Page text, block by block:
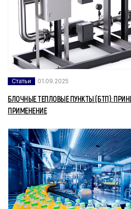
Статьи 01.09.2025
БЛОЧНЫЕ ТЕПЛОВЫЕ ПУНКТЫ (БТП):
ПРИМЕНЕНИЕ